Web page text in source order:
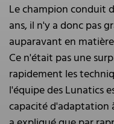
Le champion conduit
ans, il n'y a donc pas
auparavant en
Ce n'était pas une
rapidement les
l'équipe des Lunatics
capacité d'adaptation